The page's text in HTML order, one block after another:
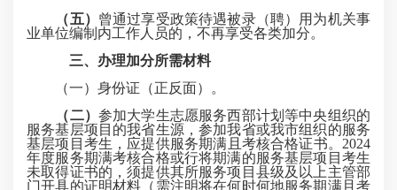
（五） 曾通过享受政策待遇被录（聘）用为机关事
业单位编制内工作人员的，不再享受各类加分。
三、办理加分所需材料
（一）身份证（正反面）。
（二） 参加大学生志愿服务西部计划等中央组织的
服务基层项目的我省生源，参加我省或我市组织的服务
基层项目考生，应提供服务期满且考核合格证书。2024
年度服务期满考核合格或行将期满的服务基层项目考生
未取得证书的，须提供其所服务项目县级及以上主管部
门开具的证明材料（需注明将在何时何地服务期满且考